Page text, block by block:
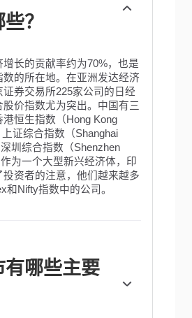
？
增长的贡献率约为70%，也是
数的所在地。在亚洲发达经济
券交易所225家公司的日经
价指数尤为突出。中国有三
恒生指数（Hong Kong
证综合指数（Shanghai
圳综合指数（Shenzhen
为一个大型新兴经济体，印
投资者的注意，他们越来越多
和Nifty指数中的公司。
有哪些主要